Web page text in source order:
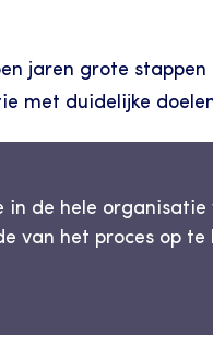
jaren grote
met duidelijke
de hele organisatie
van het proces op